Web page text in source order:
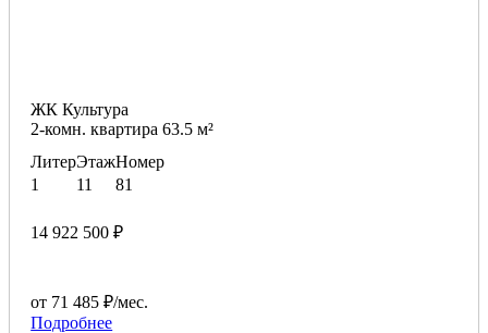
ЖК Культура
2-комн. квартира 63.5 м²
Литер
1
Этаж
11
Номер
81
14 922 500 ₽
от 71 485 ₽/мес.
Подробнее